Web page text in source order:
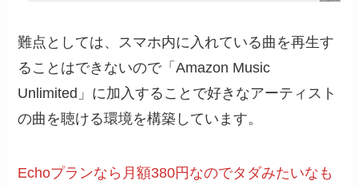
難点としては、スマホ内に入れている曲を再生す
ることはできないので「Amazon Music
Unlimited」に加入することで好きなアーティスト
の曲を聴ける環境を構築しています。
Echoプランなら月額380円なのでタダみたいなも